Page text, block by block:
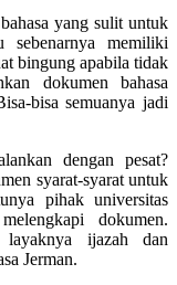
yang sulit untuk
memiliki
bingung apabila tidak
dokumen bahasa
bisa semuanya jadi
dengan pesat?
syarat-syarat untuk
pihak universitas
dokumen.
layaknya ijazah dan
Jerman.